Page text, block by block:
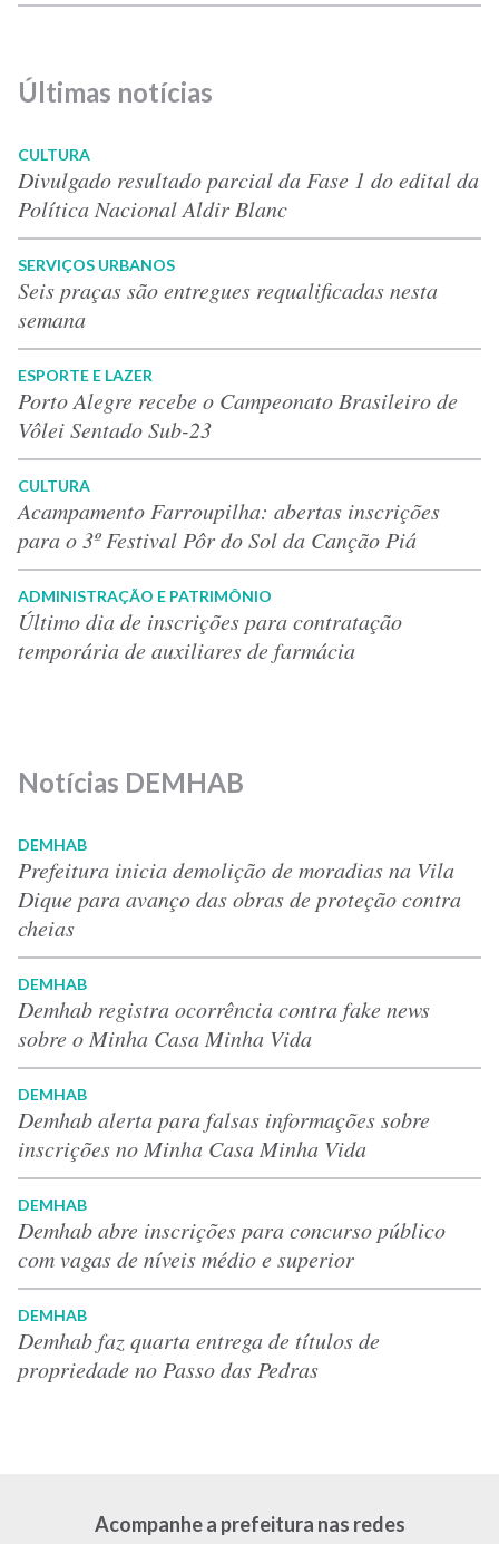
Últimas notícias
CULTURA
Divulgado resultado parcial da Fase 1 do edital da
Política Nacional Aldir Blanc
SERVIÇOS URBANOS
Seis praças são entregues requalificadas nesta
semana
ESPORTE E LAZER
Porto Alegre recebe o Campeonato Brasileiro de
Vôlei Sentado Sub-23
CULTURA
Acampamento Farroupilha: abertas inscrições
para o 3º Festival Pôr do Sol da Canção Piá
ADMINISTRAÇÃO E PATRIMÔNIO
Último dia de inscrições para contratação
temporária de auxiliares de farmácia
Notícias DEMHAB
DEMHAB
Prefeitura inicia demolição de moradias na Vila
Dique para avanço das obras de proteção contra
cheias
DEMHAB
Demhab registra ocorrência contra fake news
sobre o Minha Casa Minha Vida
DEMHAB
Demhab alerta para falsas informações sobre
inscrições no Minha Casa Minha Vida
DEMHAB
Demhab abre inscrições para concurso público
com vagas de níveis médio e superior
DEMHAB
Demhab faz quarta entrega de títulos de
propriedade no Passo das Pedras
Acompanhe a prefeitura nas redes